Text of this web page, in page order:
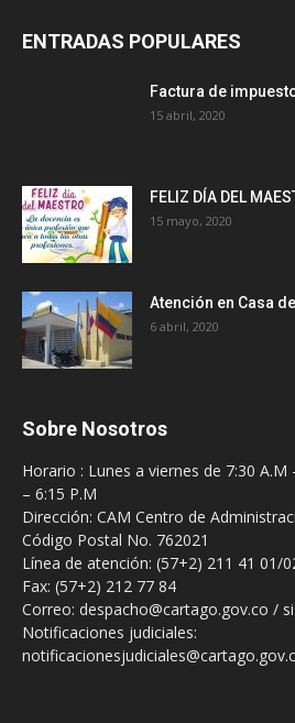
ENTRADAS POPULARES
Factura de
15 abril, 2020
FELIZ DÍA DEL
15 mayo, 2020
Atención en Casa
6 abril, 2020
Sobre Nosotros
Horario : Lunes a viernes de 7:30 A.M
– 6:15 P.M
Dirección: CAM Centro de
Código Postal No. 762021
Línea de atención: (57+2) 211 41 01/
Fax: (57+2) 212 77 84
Correo: despacho@cartago.gov.co /
Notificaciones judiciales: